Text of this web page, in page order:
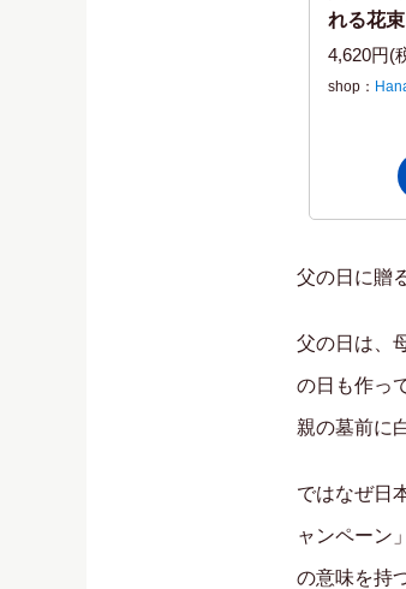
れる花束
4,620円(
shop：
父の日に贈
父の日は、
の日も作っ
親の墓前に
ではなぜ日
ャンペーン
の意味を持